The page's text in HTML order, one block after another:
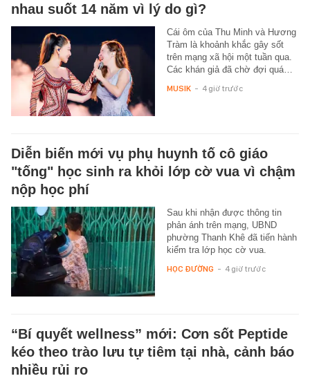
nhau suốt 14 năm vì lý do gì?
Cái ôm của Thu Minh và Hương
Tràm là khoảnh khắc gây sốt
trên mạng xã hội một tuần qua.
Các khán giả đã chờ đợi quá…
MUSIK - 4 giờ trước
Diễn biến mới vụ phụ huynh tố cô giáo
"tống" học sinh ra khỏi lớp cờ vua vì chậm
nộp học phí
Sau khi nhận được thông tin
phản ánh trên mạng, UBND
phường Thanh Khê đã tiến hành
kiểm tra lớp học cờ vua.
HỌC ĐƯỜNG - 4 giờ trước
“Bí quyết wellness” mới: Cơn sốt Peptide
kéo theo trào lưu tự tiêm tại nhà, cảnh báo
nhiều rủi ro